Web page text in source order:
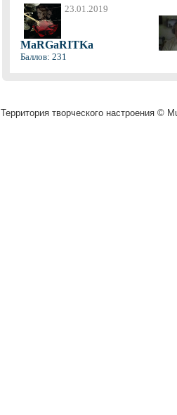
23.01.2019
MaRGaRITKa
Баллов: 231
Территория творческого настроения ©